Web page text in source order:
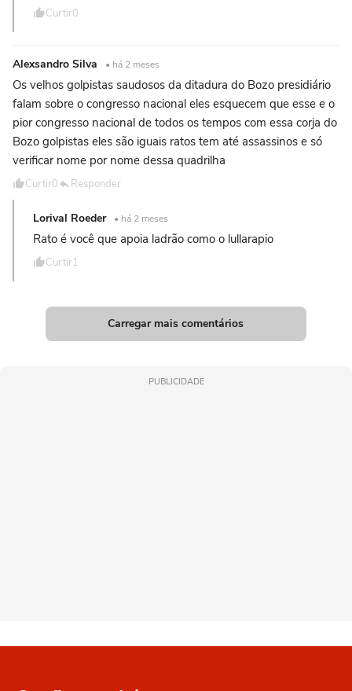
Curtir0
Alexsandro Silva • há 2 meses
Os velhos golpistas saudosos da ditadura do Bozo presidiário
falam sobre o congresso nacional eles esquecem que esse e o
pior congresso nacional de todos os tempos com essa corja do
Bozo golpistas eles são iguais ratos tem até assassinos e só
verificar nome por nome dessa quadrilha
Curtir0 Responder
Lorival Roeder • há 2 meses
Rato é você que apoia ladrão como o lullarapio
Curtir1
Carregar mais comentários
PUBLICIDADE